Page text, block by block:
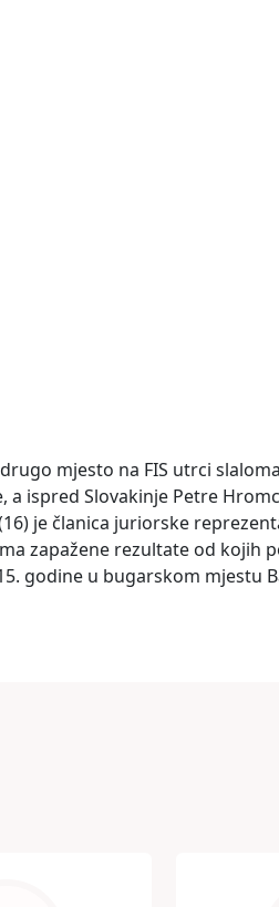
mjesto na FIS utrci
a ispred Slovakinje Petre
je članica juriorske
zapažene rezultate od kojih
godine u bugarskom mjestu